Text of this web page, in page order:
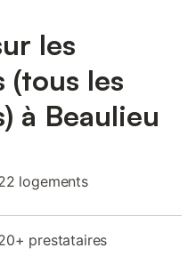
les
(tous les
à Beaulieu
logements
prestataires